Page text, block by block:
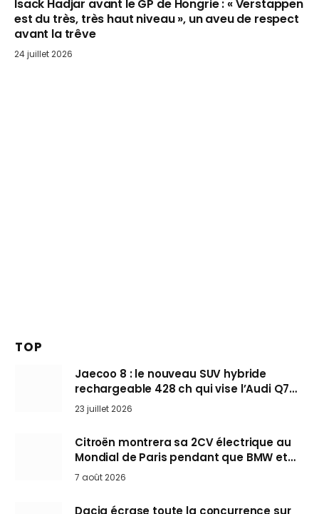
Isack Hadjar avant le GP de Hongrie : « Verstappen
est du très, très haut niveau », un aveu de respect
avant la trêve
24 juillet 2026
TOP
Jaecoo 8 : le nouveau SUV hybride
rechargeable 428 ch qui vise l’Audi Q7
arrive en Europe cet automne
23 juillet 2026
Citroën montrera sa 2CV électrique au
Mondial de Paris pendant que BMW et
Mini désertent le salon
7 août 2026
Dacia écrase toute la concurrence sur